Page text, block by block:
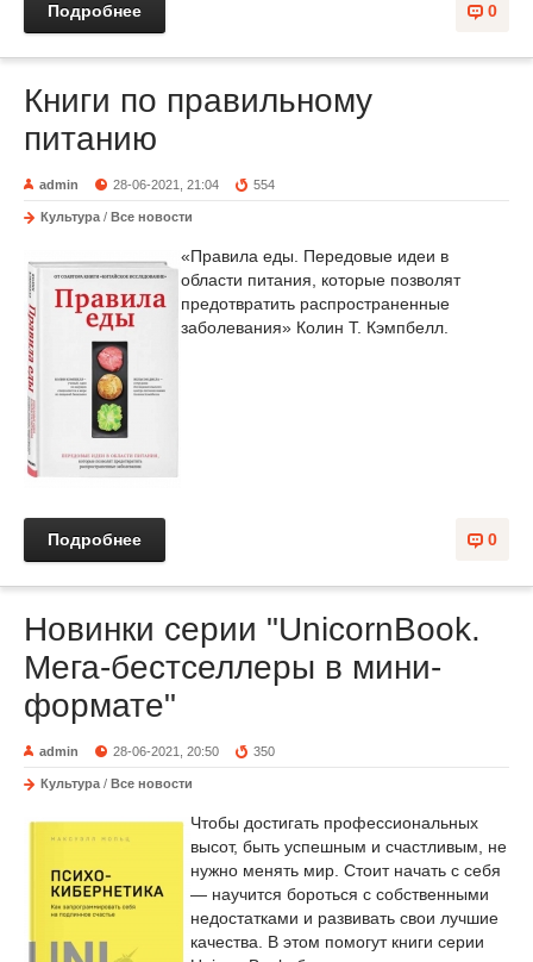
0
Подробнее
Книги по правильному
питанию
admin 28-06-2021, 21:04 554
Культура / Все новости
«Правила еды. Передовые идеи в
области питания, которые позволят
предотвратить распространенные
заболевания» Колин Т. Кэмпбелл.
0
Подробнее
Новинки серии "UnicornBook.
Мега-бестселлеры в мини-
формате"
admin 28-06-2021, 20:50 350
Культура / Все новости
Чтобы достигать профессиональных
высот, быть успешным и счастливым, не
нужно менять мир. Стоит начать с себя
— научится бороться с собственными
недостатками и развивать свои лучшие
качества. В этом помогут книги серии